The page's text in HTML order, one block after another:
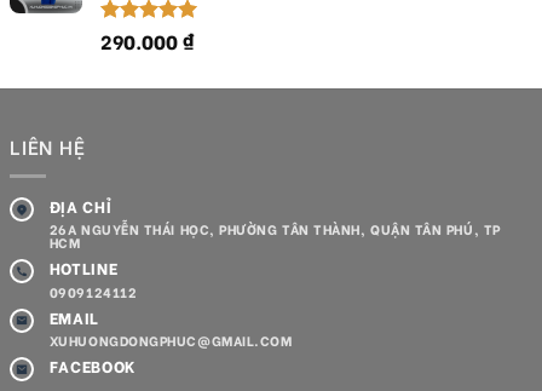
Được xếp
hạng5.00
290.000₫
LIÊN HỆ
ĐỊA CHỈ
26A NGUYỄN THÁI HỌC, PHƯỜNG TÂN THÀNH, QUẬN TÂN PHÚ, TP
HCM
HOTLINE
0909124112
EMAIL
XUHUONGDONGPHUC@GMAIL.COM
FACEBOOK